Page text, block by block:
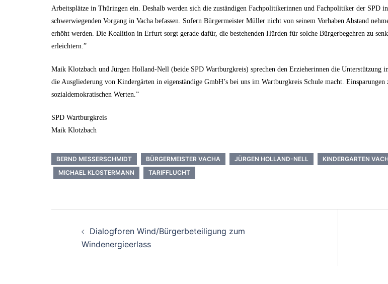
Arbeitsplätze in Thüringen ein. Deshalb werden sich die zuständigen Fachpolitikerinnen und Fachpolitiker der
schwerwiegenden Vorgang in Vacha befassen. Sofern Bürgermeister Müller nicht von seinem Vorhaben Abstand
erhöht werden. Die Koalition in Erfurt sorgt gerade dafür, die bestehenden Hürden für solche Bürgerbegehren zu
erleichtern.”
Maik Klotzbach und Jürgen Holland-Nell (beide SPD Wartburgkreis) sprechen den Erzieherinnen die Unterstützung
die Ausgliederung von Kindergärten in eigenständige GmbH’s bei uns im Wartburgkreis Schule macht.
sozialdemokratischen Werten.”
SPD Wartburgkreis
Maik Klotzbach
BERND MESSERSCHMIDT BÜRGERMEISTER VACHA JÜRGEN HOLLAND-NELL KINDERGARTEN
MICHAEL KLOSTERMANN
TARIFFLUCHT
Navigation
Dialogforen Wind/Bürgerbeteiligung zum
Windenergieerlass